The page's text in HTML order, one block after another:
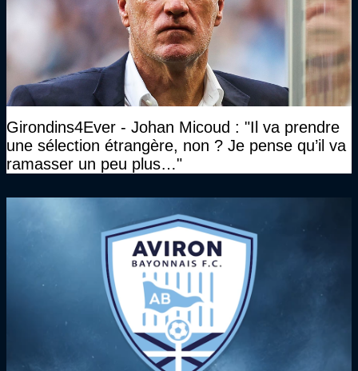
Girondins4Ever - Johan Micoud : "Il va prendre
une sélection étrangère, non ? Je pense qu’il va
ramasser un peu plus…"